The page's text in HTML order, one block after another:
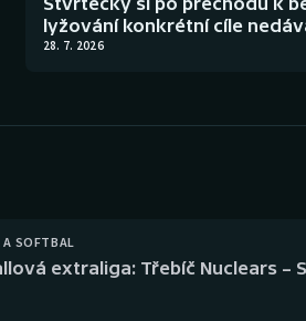
lyžování konkrétní cíle
28. 7. 2026
A SOFTBAL
extraliga: Třebíč Nuclears –